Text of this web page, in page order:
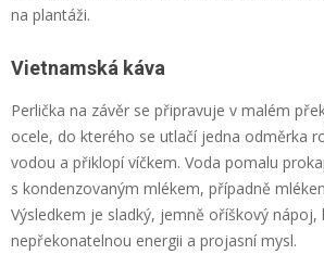
na plantáži.
Vietnamská káva
Perlička na závěr se připravuje v malém
ocele, do kterého se utlačí jedna odměrka
vodou a přiklopí víčkem. Voda pomalu
s kondenzovaným mlékem, případně
Výsledkem je sladký, jemně oříškový nápoj,
nepřekonatelnou energii a projasní mysl.